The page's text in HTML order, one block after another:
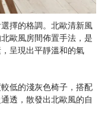
擇的格調。北歐清新風
歐風房間佈置手法，是
呈現出平靜溫和的氣
低的淺灰色椅子，搭配
透，散發出北歐風的自